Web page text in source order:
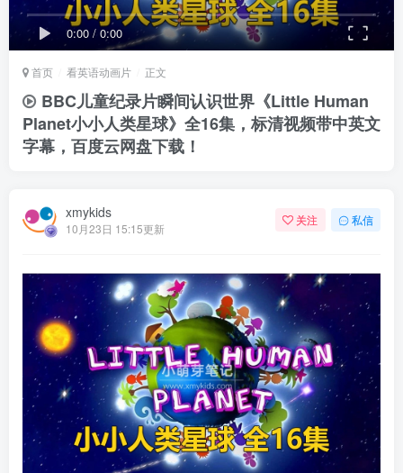
0:00 / 0:00
首页 看英语动画片 正文
BBC儿童纪录片瞬间认识世界《Little Human
Planet小小人类星球》全16集，标清视频带中英文
字幕，百度云网盘下载！
xmykids
10月23日 15:15更新
关注 私信